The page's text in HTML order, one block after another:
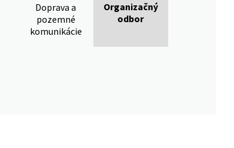
Doprava a
pozemné
komunikácie
Organizačný
odbor